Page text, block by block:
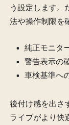
う設定します。
法や操作制限を
純正モニタ
警告表示の
車検基準へ
後付け感を出さ
ライブがより快